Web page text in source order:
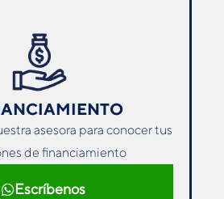
asesora para conocer tus
de ﬁnanciamiento
Escríbenos